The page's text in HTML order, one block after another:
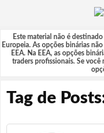
Este material não é
Europeia. As opções binárias
EEA. Na EEA, as opções
traders profissionais. Se
Tag de